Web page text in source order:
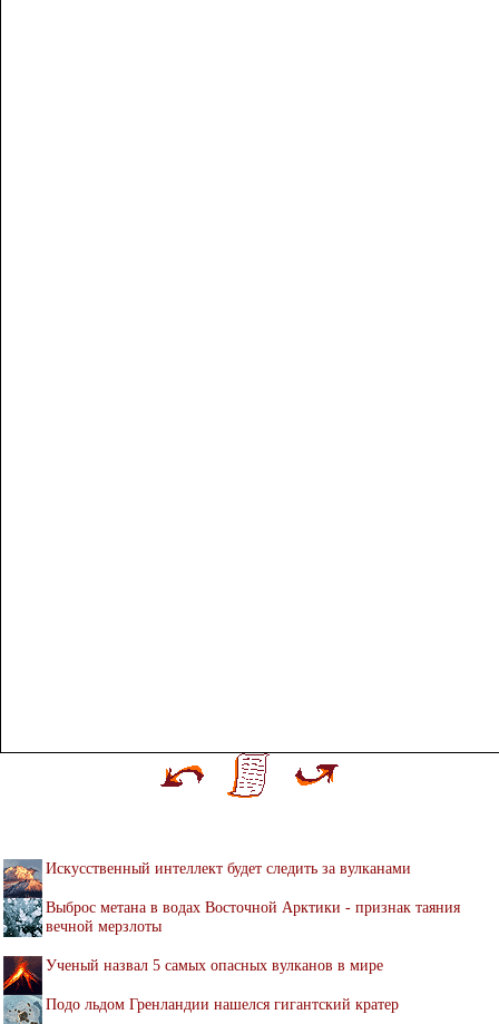
Искусственный интеллект будет следить за вулканами
Выброс метана в водах Восточной Арктики - признак таяния
вечной мерзлоты
Ученый назвал 5 самых опасных вулканов в мире
Подо льдом Гренландии нашелся гигантский кратер